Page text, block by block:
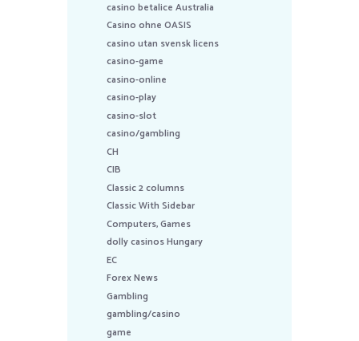
casino betalice Australia
Casino ohne OASIS
casino utan svensk licens
casino-game
casino-online
casino-play
casino-slot
casino/gambling
CH
CIB
Classic 2 columns
Classic With Sidebar
Computers, Games
dolly casinos Hungary
EC
Forex News
Gambling
gambling/casino
game